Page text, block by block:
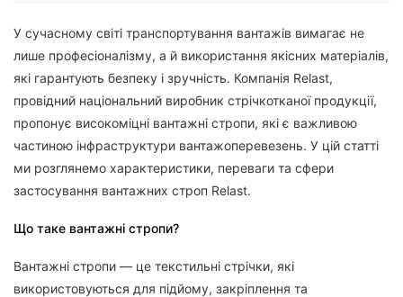
У сучасному світі транспортування вантажів вимагає не
лише професіоналізму, а й використання якісних матеріалів,
які гарантують безпеку і зручність. Компанія Relast,
провідний національний виробник стрічкотканої продукції,
пропонує високоміцні вантажні стропи, які є важливою
частиною інфраструктури вантажоперевезень. У цій статті
ми розглянемо характеристики, переваги та сфери
застосування вантажних строп Relast.
Що таке вантажні стропи?
Вантажні стропи — це текстильні стрічки, які
використовуються для підйому, закріплення та